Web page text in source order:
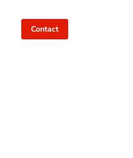
Contact